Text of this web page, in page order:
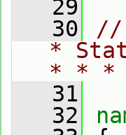
   29
   30
//
*
* *
   31
   32